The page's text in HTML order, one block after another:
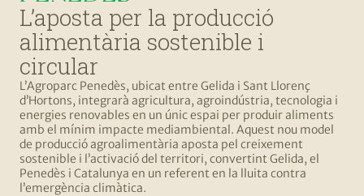
L’aposta per la producció
alimentària sostenible i
circular
L’Agroparc Penedès, ubicat entre Gelida i Sant Llorenç
d’Hortons, integrarà agricultura, agroindústria, tecnologia i
energies renovables en un únic espai per produir aliments
amb el mínim impacte mediambiental. Aquest nou model
de producció agroalimentària aposta pel creixement
sostenible i l’activació del territori, convertint Gelida, el
Penedès i Catalunya en un referent en la lluita contra
l’emergència climàtica.